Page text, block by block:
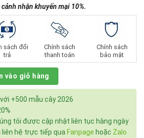
nhận khuyến mại 10%.
sách đổi
trả
Chính sách
thanh toán
Chính sách
bảo mật
vào giỏ hàng
+500 mẫu cây 2026
tôi được cập nhật liên tục hàng ngày
liên hệ trực tiếp qua Fanpage hoặc Zalo